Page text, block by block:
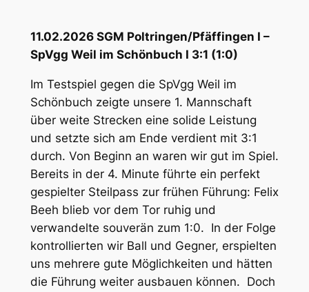
11.02.2026 SGM Poltringen/Pfäffingen I –
SpVgg Weil im Schönbuch I 3:1 (1:0)
Im Testspiel gegen die SpVgg Weil im
Schönbuch zeigte unsere 1. Mannschaft
über weite Strecken eine solide Leistung
und setzte sich am Ende verdient mit 3:1
durch. Von Beginn an waren wir gut im Spiel.
Bereits in der 4. Minute führte ein perfekt
gespielter Steilpass zur frühen Führung: Felix
Beeh blieb vor dem Tor ruhig und
verwandelte souverän zum 1:0. In der Folge
kontrollierten wir Ball und Gegner, erspielten
uns mehrere gute Möglichkeiten und hätten
die Führung weiter ausbauen können. Doch